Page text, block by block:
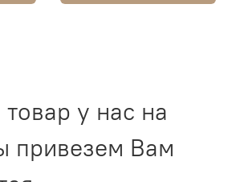
у нас на
привезем Вам